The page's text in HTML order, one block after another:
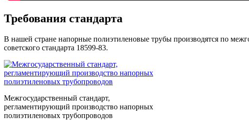
Требования стандарта
В нашей стране напорные полиэтиленовые трубы производятся по
советского стандарта 18599-83.
Межгосударственный стандарт,
регламентирующий производство напорных
полиэтиленовых трубопроводов